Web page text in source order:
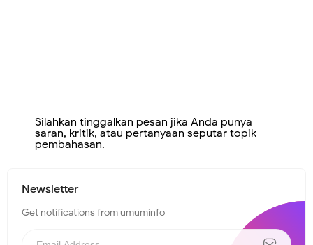
Silahkan tinggalkan pesan jika Anda punya
saran, kritik, atau pertanyaan seputar topik
pembahasan.
Newsletter
Get notifications from umuminfo